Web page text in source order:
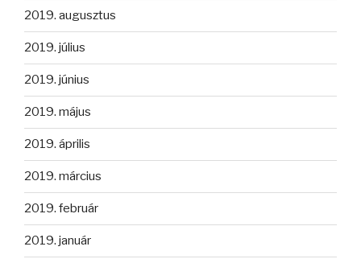
2019. augusztus
2019. július
2019. június
2019. május
2019. április
2019. március
2019. február
2019. január